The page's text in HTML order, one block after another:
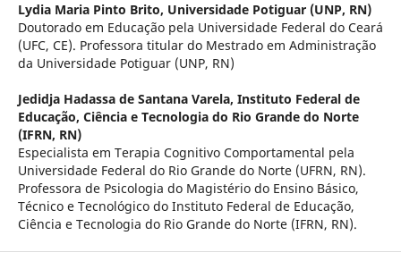
Lydia Maria Pinto Brito, Universidade Potiguar (UNP, RN)
Doutorado em Educação pela Universidade Federal do Ceará
(UFC, CE). Professora titular do Mestrado em Administração
da Universidade Potiguar (UNP, RN)
Jedidja Hadassa de Santana Varela, Instituto Federal de
Educação, Ciência e Tecnologia do Rio Grande do Norte
(IFRN, RN)
Especialista em Terapia Cognitivo Comportamental pela
Universidade Federal do Rio Grande do Norte (UFRN, RN).
Professora de Psicologia do Magistério do Ensino Básico,
Técnico e Tecnológico do Instituto Federal de Educação,
Ciência e Tecnologia do Rio Grande do Norte (IFRN, RN).